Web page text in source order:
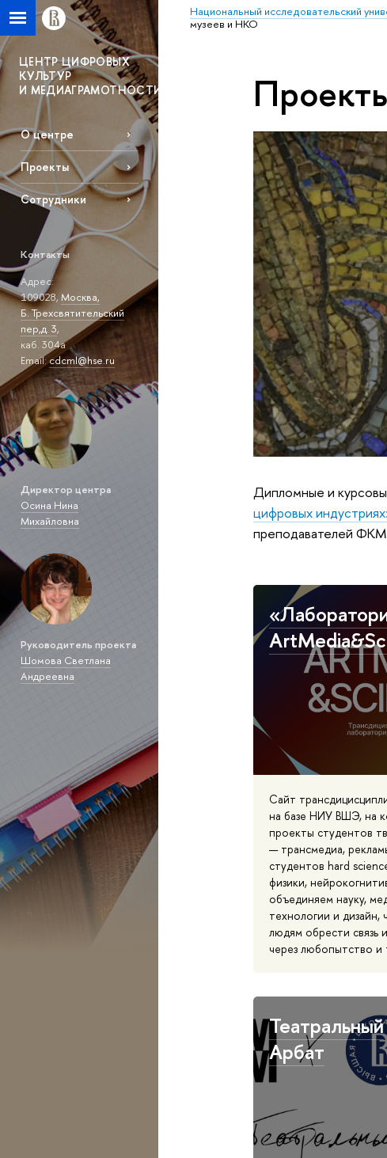
Национальный исследовательский
музеев и НКО
ЦЕНТР ЦИФРОВЫХ
КУЛЬТУР
И МЕДИАГРАМОТНОСТИ
О центре
Проекты
Сотрудники
Контакты
Адрес:
109028,Москва,
Б. Трехсвятительский
пер,д. 3,
каб. 304а
Email:cdcml@hse.ru
Директор центра
Осина Нина
Михайловна
Руководитель проекта
Шомова Светлана
Андреевна
Дипломные и
цифровых
преподавателей
Сайт
на базе НИУ ВШЭ, на
проекты студентов
— трансмедиа,
студентов hard
физики,
объединяем науку,
технологии и
людям обрести связь
через любопытство и
Театральный
Арбат